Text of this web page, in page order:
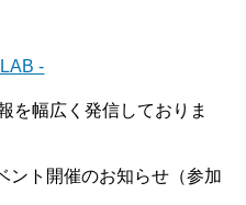
-
を幅広く発信しておりま
ント開催のお知らせ（参加